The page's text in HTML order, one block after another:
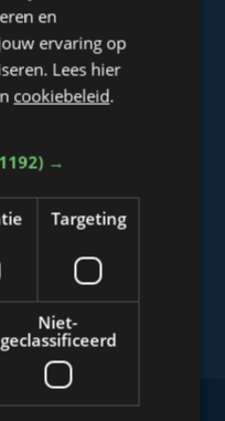
en WTV: 30 mei
29 mei
29 mei
en
ervaring op
Lees hier
cookiebeleid.
→
Targeting
Niet-
geclassificeerd